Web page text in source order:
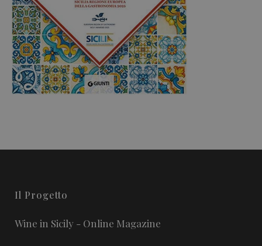
Il Progetto
Wine in Sicily - Online Magazine